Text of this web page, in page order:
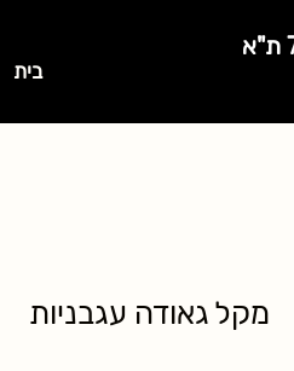
בית
מקל גאודה עגבניות